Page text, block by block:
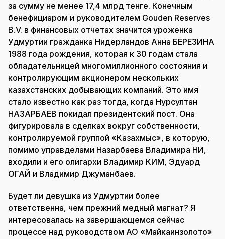
за сумму не менее 17,4 млрд тенге. Конечным
бенефициаром и руководителем Gouden Reserves
B.V. в финансовых отчетах значится уроженка
Удмуртии гражданка Нидерландов Анна БЕРЕЗИНА
1988 года рождения, которая к 30 годам стала
обладательницей многомиллионного состояния и
контролирующим акционером нескольких
казахстанских добывающих компаний. Это имя
стало известно как раз тогда, когда Нурсултан
НАЗАРБАЕВ покидал президентский пост. Она
фигурировала в сделках вокруг собственности,
контролируемой группой «Казахмыс», в которую,
помимо управделами Назарбаева Владимира НИ,
входили и его олигархи Владимир КИМ, Эдуард
ОГАЙ и Владимир Джуманбаев.
Будет ли девушка из Удмуртии более
ответственна, чем прежний медный магнат? Я
интересовалась на завершающемся сейчас
процессе над руководством АО «Майкаинзолото»